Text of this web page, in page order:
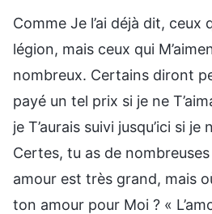
Comme Je l’ai déjà dit, ceux
légion, mais ceux qui
nombreux. Certains diront
payé un tel prix si je ne
je T’aurais suivi jusqu’ici si je
Certes, tu as de
amour est très grand, mais
ton amour pour Moi ? «